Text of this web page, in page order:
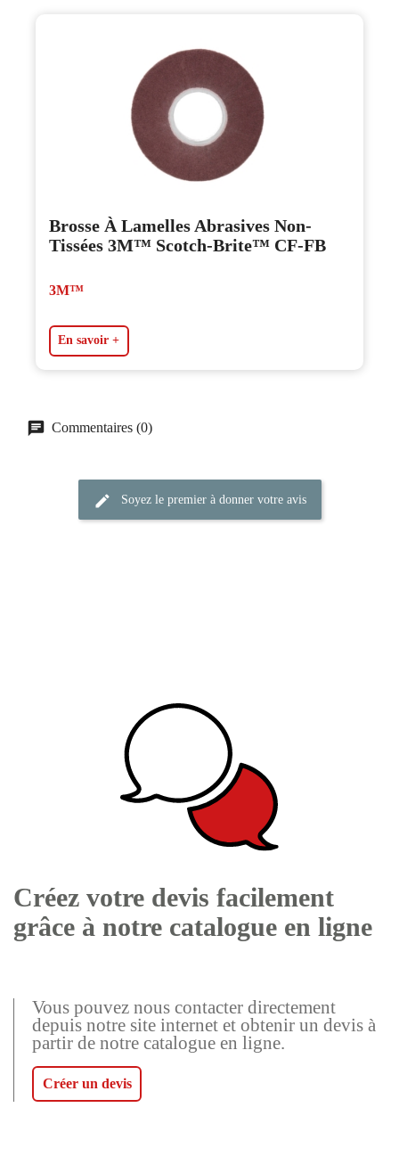
Brosse À Lamelles Abrasives Non-
Tissées 3M™ Scotch-Brite™ CF-FB
3M™
En savoir +
Commentaires (0)
Soyez le premier à donner votre avis
Créez votre devis facilement
grâce à notre catalogue en ligne
Vous pouvez nous contacter directement
depuis notre site internet et obtenir un devis à
partir de notre catalogue en ligne.
Créer un devis